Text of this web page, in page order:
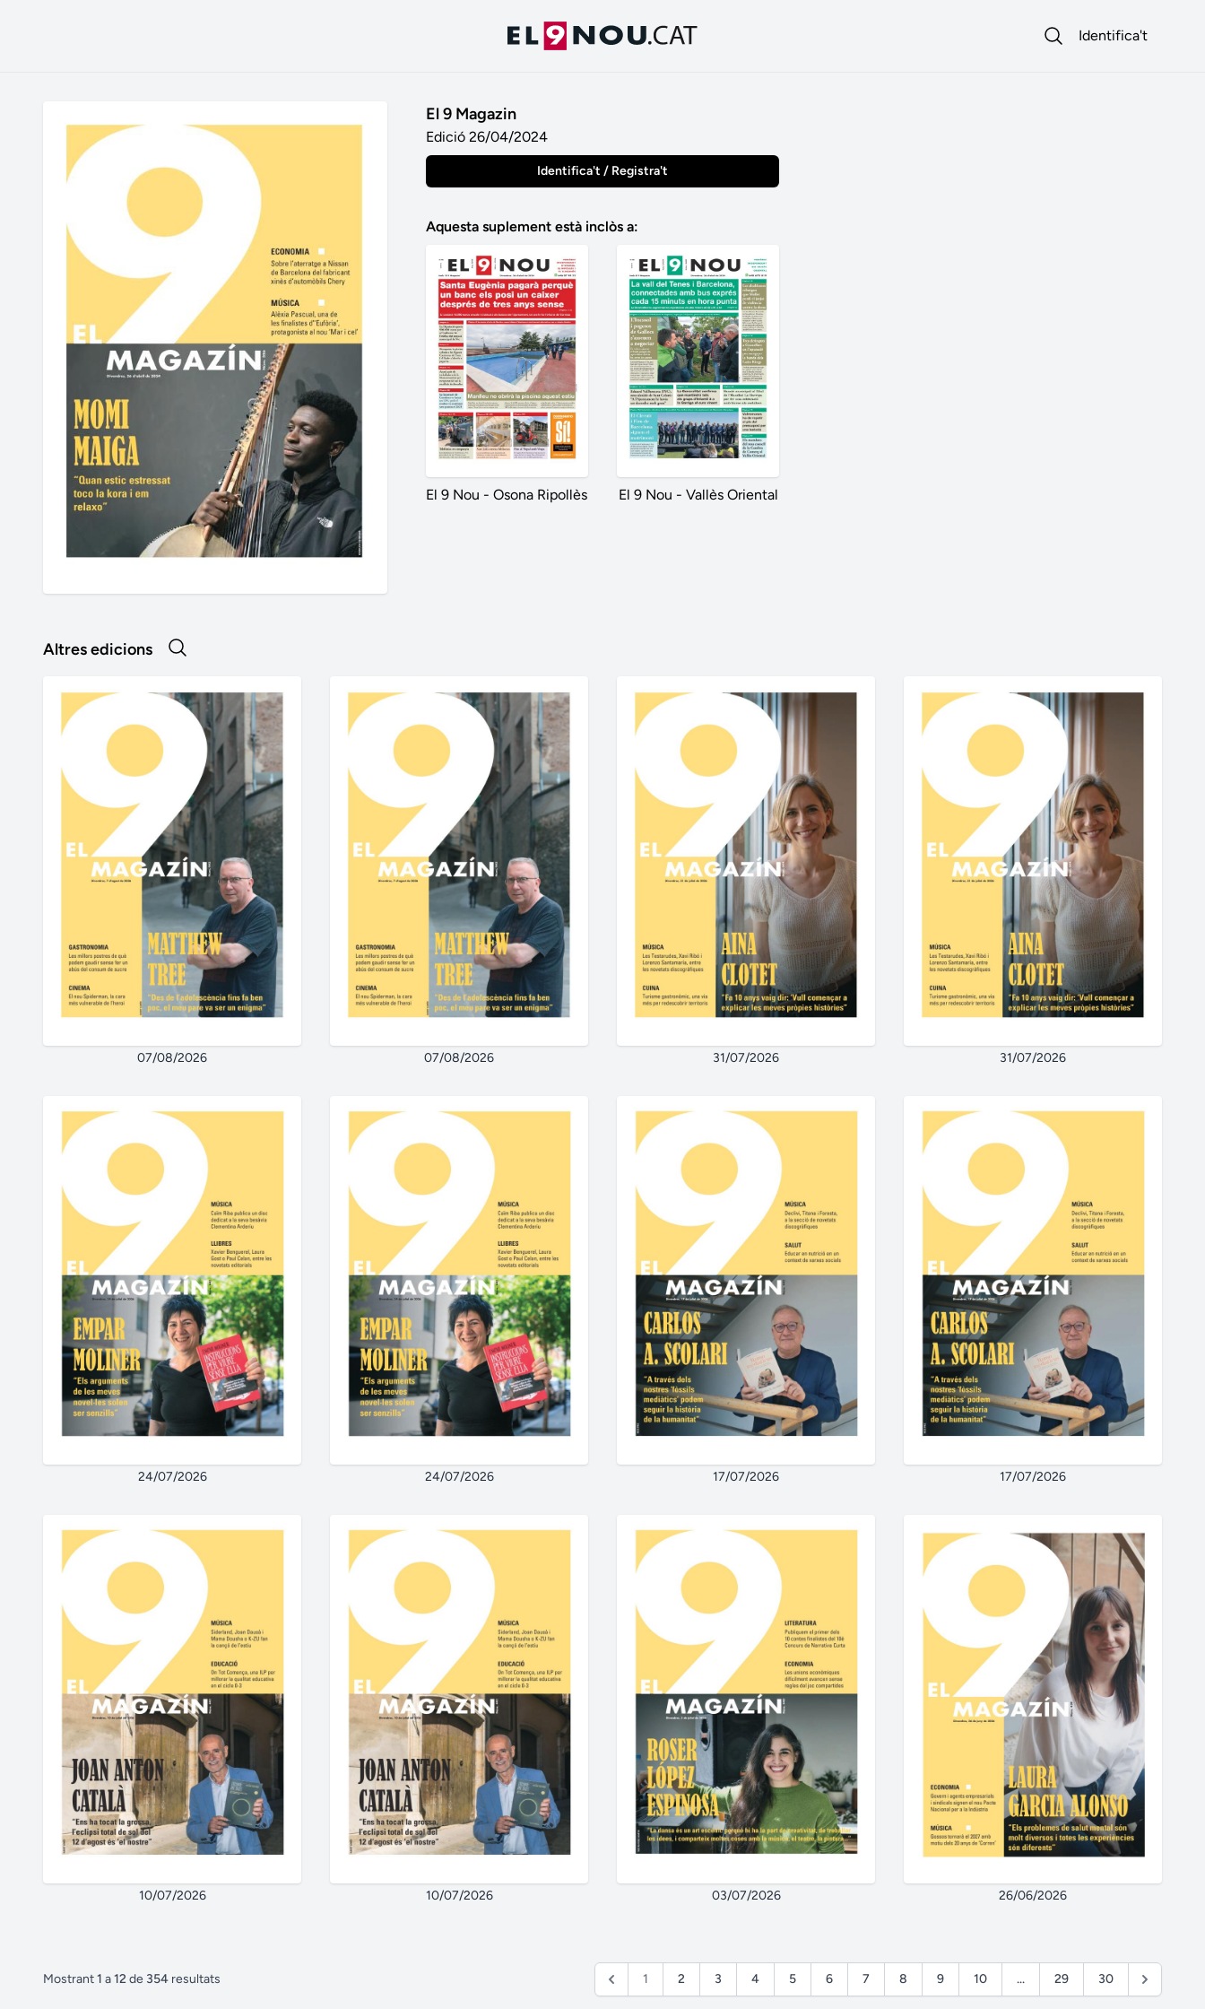
Identifica't
El 9 Magazin
Edició 26/04/2024
Identifica't / Registra't
Aquesta suplement està inclòs a:
El 9 Nou - Osona Ripollès El 9 Nou - Vallès Oriental
Altres edicions
07/08/2026 07/08/2026 31/07/2026 31/07/2026
24/07/2026 24/07/2026 17/07/2026 17/07/2026
10/07/2026 10/07/2026 03/07/2026 26/06/2026
Mostrant1 a12de 354 resultats 1 2 3 4 5 6 7 8 9 10 ... 29 30